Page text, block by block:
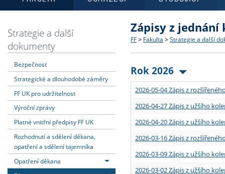
Dozvědět se více
Struktura a historie
Strategie a další
Podpora a benefity pro
Absolventi fakulty
Podat přihlášku
Co studovat a jak se
Učitelské studijní
Informace k průběhu
Dozvědět se více
Bakalářské a magisterské
Doktorské studium
Rigorózní řízení
Dozvědět se více
O vědě a výzkumu na FF
Akademické kvalifikace
Granty a projekty
Dozvědět se více
Aktuální nabídky a
Vyjíždějící studenti
Přijíždějící studenti
Vyjíždějící zaměstnanci
Strategie a další
dokumenty
Bezpečnost
Strategické a dlouhodobé záměry
FF UK pro udržitelnost
Výroční zprávy
Platné vnitřní předpisy FF UK
Rozhodnutí a sdělení děkana,
opatření a sdělení tajemníka
Opatření děkana
Zápisy z jednání
FF > Fakulta > Strategie a další
Rok 2026
2026-05-04 Zápis z
2026-04-27 Zápis z užšího
2026-04-20 Zápis z užšího
2026-03-16 Zápis z
2026-03-09 Zápis z užšího
2026-03-02 Zápis z užšího